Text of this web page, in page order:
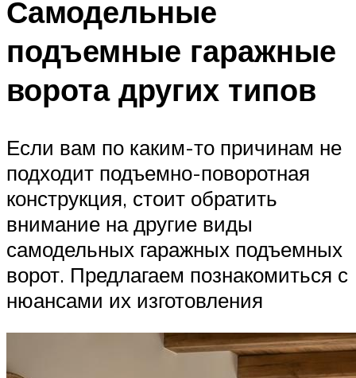
Самодельные
подъемные гаражные
ворота других типов
Если вам по каким-то причинам не
подходит подъемно-поворотная
конструкция, стоит обратить
внимание на другие виды
самодельных гаражных подъемных
ворот. Предлагаем познакомиться с
нюансами их изготовления